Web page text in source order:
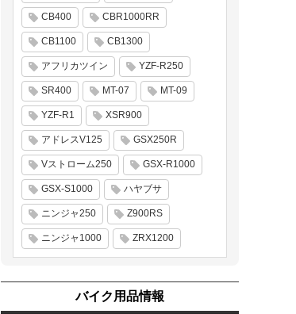
CB400 CBR1000RR
CB1100 CB1300
アフリカツイン YZF-R250
SR400 MT-07 MT-09
YZF-R1 XSR900
アドレスV125 GSX250R
Vストローム250 GSX-R1000
GSX-S1000 ハヤブサ
ニンジャ250 Z900RS
ニンジャ1000 ZRX1200
バイク用品情報